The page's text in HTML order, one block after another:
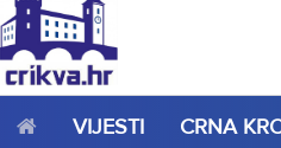
VIJESTI CRNA